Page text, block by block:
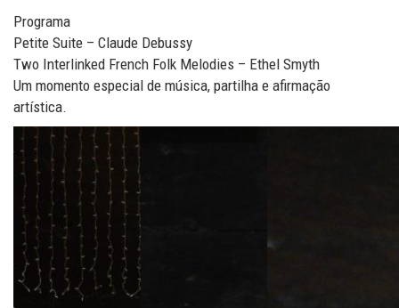
Programa
Petite Suite – Claude Debussy
Two Interlinked French Folk Melodies – Ethel Smyth
Um momento especial de música, partilha e afirmação
artística.